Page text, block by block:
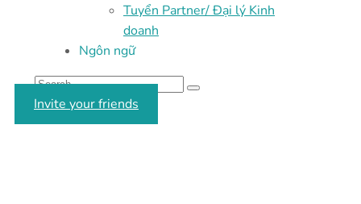
Tuyển Partner/ Đại lý Kinh
doanh
Ngôn ngữ
Invite your friends